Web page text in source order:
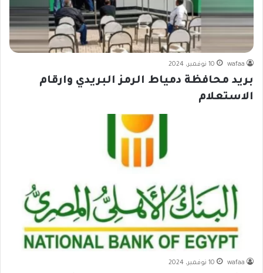
wafaa 10 نوفمبر، 2024
بريد محافظة دمياط الرمز البريدي وارقام
الاستعلام
wafaa 10 نوفمبر، 2024